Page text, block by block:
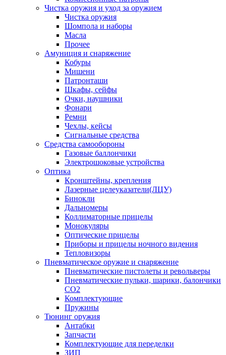
Чистка оружия и уход за оружием
Чистка оружия
Шомпола и наборы
Масла
Прочее
Амуниция и снаряжение
Кобуры
Мишени
Патронташи
Шкафы, сейфы
Очки, наушники
Фонари
Ремни
Чехлы, кейсы
Сигнальные средства
Средства самообороны
Газовые баллончики
Электрошоковые устройства
Оптика
Кронштейны, крепления
Лазерные целеуказатели(ЛЦУ)
Бинокли
Дальномеры
Коллиматорные прицелы
Монокуляры
Оптические прицелы
Приборы и прицелы ночного видения
Тепловизоры
Пневматическое оружие и снаряжение
Пневматические пистолеты и револьверы
Пневматические пульки, шарики, балончики
CO2
Комплектующие
Пружины
Тюнинг оружия
Антабки
Запчасти
Комплектующие для переделки
ЗИП